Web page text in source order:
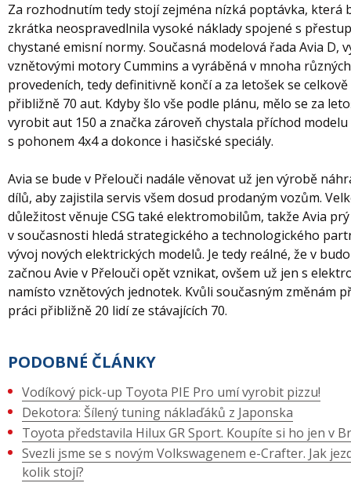
Za rozhodnutím tedy stojí zejména nízká poptávka, která
zkrátka neospravedlnila vysoké náklady spojené s
chystané emisní normy. Současná modelová řada Avia D,
vznětovými motory Cummins a vyráběná v mnoha různých
provedeních, tedy definitivně končí a za letošek se
přibližně 70 aut. Kdyby šlo vše podle plánu, mělo se za
vyrobit aut 150 a značka zároveň chystala příchod modelu
s pohonem 4x4 a dokonce i hasičské speciály.
Avia se bude v Přelouči nadále věnovat už jen výrobě
dílů, aby zajistila servis všem dosud prodaným vozům.
důležitost věnuje CSG také elektromobilům, takže Avia prý
v současnosti hledá strategického a technologického
vývoj nových elektrických modelů. Je tedy reálné, že v
začnou Avie v Přelouči opět vznikat, ovšem už jen s
namísto vznětových jednotek. Kvůli současným změnám
práci přibližně 20 lidí ze stávajících 70.
PODOBNÉ ČLÁNKY
Vodíkový pick-up Toyota PIE Pro umí vyrobit pizzu!
Dekotora: Šílený tuning náklaďáků z Japonska
Toyota představila Hilux GR Sport. Koupíte si ho jen v
Svezli jsme se s novým Volkswagenem e-Crafter. Jak
kolik stojí?